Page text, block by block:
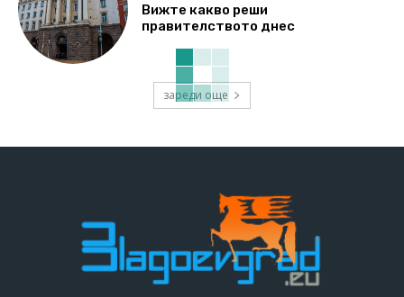
Вижте какво реши
правителството днес
зареди още